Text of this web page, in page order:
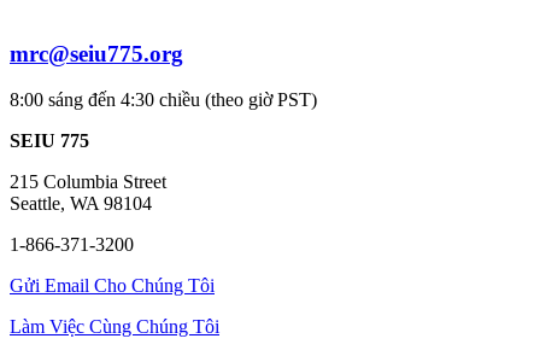
mrc@seiu775.org
8:00 sáng đến 4:30 chiều (theo giờ PST)
SEIU 775
215 Columbia Street
Seattle, WA 98104
1-866-371-3200
Gửi Email Cho Chúng Tôi
Làm Việc Cùng Chúng Tôi